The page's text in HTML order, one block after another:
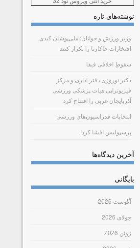
نوشته‌های تازه
وزیر ورزش و جوانان: ملی‌پوشان کبدی
افتخارات جاکارتا را تکرار کنند
سقوطِ اخلاقی فیفا
دکتر نوروزی دفتر اداری و مرکز
فیزیوتراپی هیات پزشکی ورزشی
آذربایجان غربی را افتتاح کرد
انتخابات فدراسیون‌های ورزشی
پرسپولیس افشا کرد!
آخرین دیدگاه‌ها
بایگانی
آگوست 2026
جولای 2026
ژوئن 2026